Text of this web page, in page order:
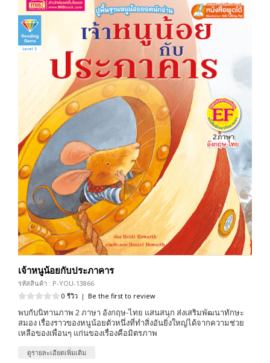
เจ้าหนูน้อยกับประภาคาร
รหัสสินค้า : P-YOU-13866
0 รีวิว | Be the first to review
พบกับนิทานภาพ 2 ภาษา อังกฤษ-ไทย แสนสนุก ส่งเสริมพัฒนาทักษะ
สมอง เรื่องราวของหนูน้อยตัวหนึ่งที่ทำสิ่งอันยิ่งใหญ่ได้จากความช่วย
เหลือของเพื่อนๆ แก่นของเรื่องคือมิตรภาพ
ดูรายละเอียดเพิ่มเติม